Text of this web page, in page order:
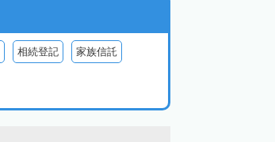
相続登記 家族信託